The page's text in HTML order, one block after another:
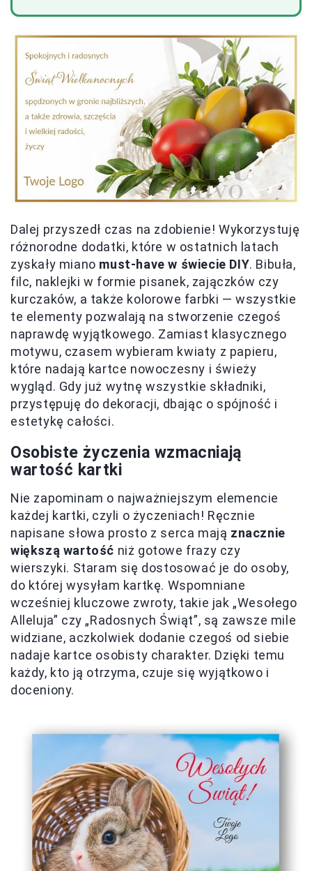
Dalej przyszedł czas na zdobienie! Wykorzystuję
różnorodne dodatki, które w ostatnich latach
zyskały miano must-have w świecie DIY. Bibuła,
filc, naklejki w formie pisanek, zajączków czy
kurczaków, a także kolorowe farbki — wszystkie
te elementy pozwalają na stworzenie czegoś
naprawdę wyjątkowego. Zamiast klasycznego
motywu, czasem wybieram kwiaty z papieru,
które nadają kartce nowoczesny i świeży
wygląd. Gdy już wytnę wszystkie składniki,
przystępuję do dekoracji, dbając o spójność i
estetykę całości.
Osobiste życzenia wzmacniają
wartość kartki
Nie zapominam o najważniejszym elemencie
każdej kartki, czyli o życzeniach! Ręcznie
napisane słowa prosto z serca mają znacznie
większą wartość niż gotowe frazy czy
wierszyki. Staram się dostosować je do osoby,
do której wysyłam kartkę. Wspomniane
wcześniej kluczowe zwroty, takie jak „Wesołego
Alleluja” czy „Radosnych Świąt”, są zawsze mile
widziane, aczkolwiek dodanie czegoś od siebie
nadaje kartce osobisty charakter. Dzięki temu
każdy, kto ją otrzyma, czuje się wyjątkowo i
doceniony.